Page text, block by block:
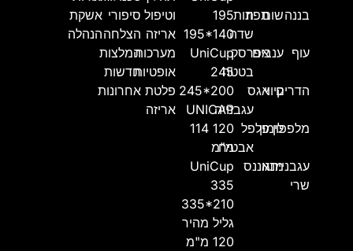
בננה
עוף
הדרים
מלפפון
עגבניית
שרי
שום
ענבים
קיווי
לימון
מנגו
תפוז
אפרסק
אגס
פלפל
אננס
תות
שדה
בטטה
עגבנייה
אבטיח
195
195*140
UniCup
245
245*200
UNICAP
114 120
מ"מ
UniCup
335
335*210
גליל מהיר
120 מ"מ
וטיפול
אריזה
מערכות
אופטיות
פלטת
אריזה
סיפורי
הצלחה
המלצות
חדשות
אחרונות
אשקת
הנהלה